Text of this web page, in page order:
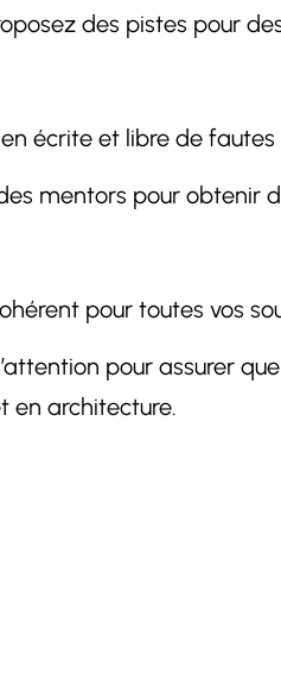
des pistes pour
écrite et libre de
mentors pour obtenir
pour toutes vos
pour assurer
en architecture.